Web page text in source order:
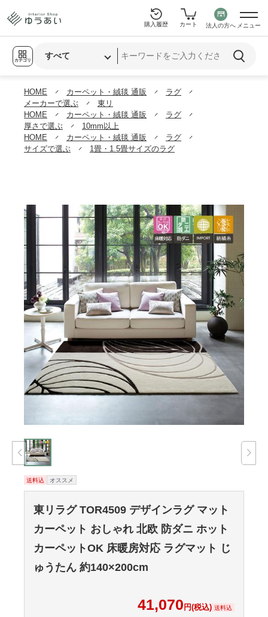
カテゴリ
購入履歴 カート 法人の方へ メニュー
HOME カーペット・絨毯 通販
ラグ
メーカーで選ぶ
東リ
HOME
カーペット・絨毯 通販
ラグ
厚さで選ぶ
10mm以上
HOME
カーペット・絨毯 通販
ラグ
サイズで選ぶ
1畳・1.5畳サイズのラグ
送料込 オススメ
東リラグ TOR4509 デザインラグ マット
カーペット おしゃれ 北欧 防ダニ ホット
カーペットOK 床暖房対応 ラグマット じ
ゅうたん 約140×200cm
41,070 円(税込) 送料込